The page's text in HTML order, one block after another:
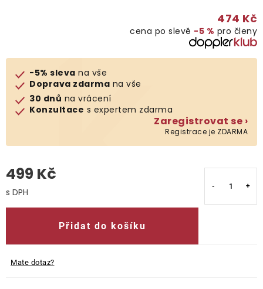
Klub výhod
474 Kč
cena po slevě −5 % pro členy
-5% sleva na vše
Doprava zdarma na vše
30 dnů na vrácení
Konzultace s expertem zdarma
Zaregistrovat se ›
Registrace je ZDARMA
499 Kč
Přidat do košíku
Mate dotaz?